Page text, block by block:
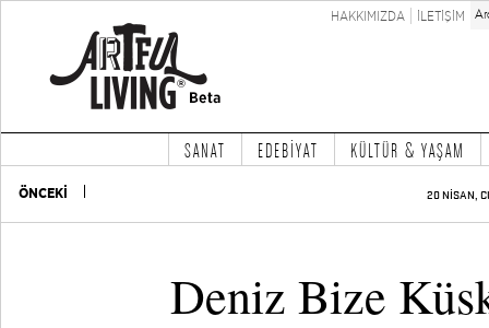
HAKKIMIZDA İLETİŞİM
SANAT EDEBİYAT KÜLTÜR & YAŞAM
ÖNCEKİ 20 NİSAN,
Deniz Bize